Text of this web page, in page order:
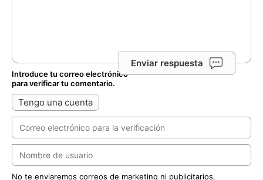
Enviar respuesta
Introduce tu correo electrónico
para verificar tu comentario.
Tengo una cuenta
No te enviaremos correos de marketing ni publicitarios.